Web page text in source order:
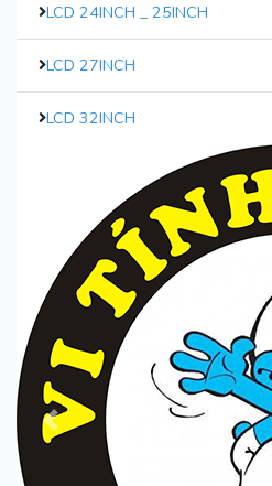
LCD 24INCH _ 25INCH
LCD 27INCH
LCD 32INCH
Trước